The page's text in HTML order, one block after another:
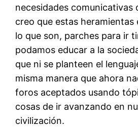
necesidades comunicativas
creo que estas heramientas
lo que son, parches para ir
podamos educar a la
que ni se planteen el
misma manera que ahora
foros aceptados usando
cosas de ir avanzando en
civilización.